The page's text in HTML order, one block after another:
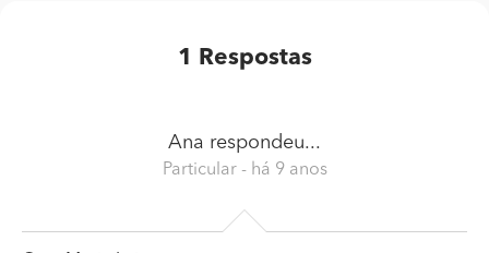
1 Respostas
Ana respondeu...
Particular - há 9 anos